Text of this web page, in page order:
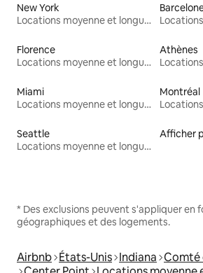
New York
Locations moyenne et longue durée
Florence
Locations moyenne et longue durée
Athènes
Miami
Locations moyenne et longue durée
Montréal
Seattle
Locations moyenne et longue durée
Afficher
* Des exclusions peuvent s'appliquer en
géographiques et des logements.
Airbnb États-Unis Indiana Comté